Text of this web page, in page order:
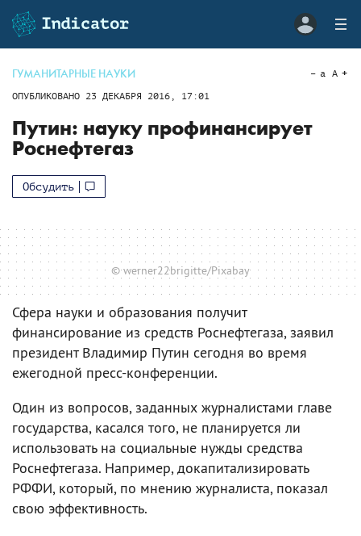
ГУМАНИТАРНЫЕ НАУКИ
ОПУБЛИКОВАНО 23 ДЕКАБРЯ 2016, 17:01
a A
Путин: науку профинансирует
Роснефтегаз
Обсудить
© werner22brigitte/Pixabay
Сфера науки и образования получит
финансирование из средств Роснефтегаза, заявил
президент Владимир Путин сегодня во время
ежегодной пресс-конференции.
Один из вопросов, заданных журналистами главе
государства, касался того, не планируется ли
использовать на социальные нужды средства
Роснефтегаза. Например, докапитализировать
РФФИ, который, по мнению журналиста, показал
свою эффективность.